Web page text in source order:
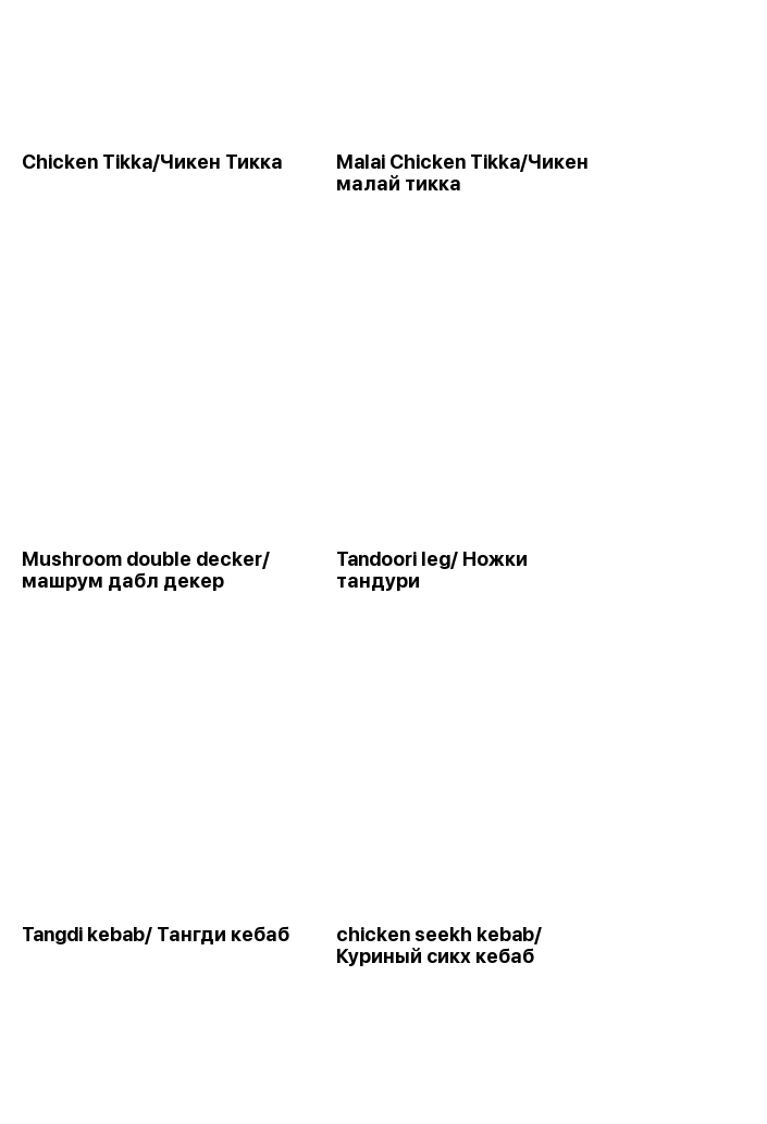
Chicken Tikka/Чикен Тикка
Malai Chicken Tikka/Чикен
малай тикка
Mushroom double decker/
машрум дабл декер
Tandoori leg/ Ножки
тандури
Tangdi kebab/ Тангди кебаб
chicken seekh kebab/
Куриный сикх кебаб